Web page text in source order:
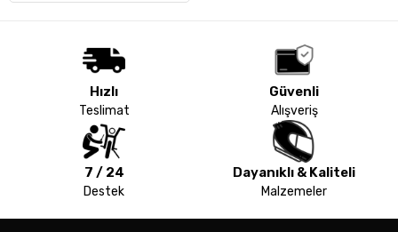
Hızlı
Teslimat
Güvenli
Alışveriş
7 / 24
Destek
Dayanıklı & Kaliteli
Malzemeler